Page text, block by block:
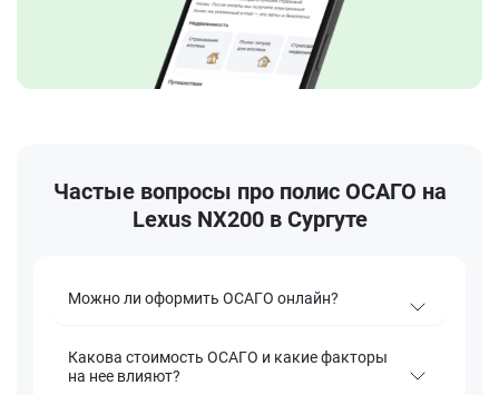
Частые вопросы про полис ОСАГО на
Lexus NX200 в Сургуте
Можно ли оформить ОСАГО онлайн?
Какова стоимость ОСАГО и какие факторы
на нее влияют?